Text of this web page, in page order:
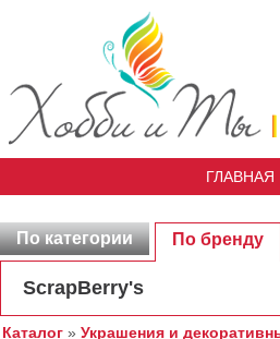
ГЛАВНАЯ
По категории По бренду
ScrapBerry's
Каталог » Украшения и